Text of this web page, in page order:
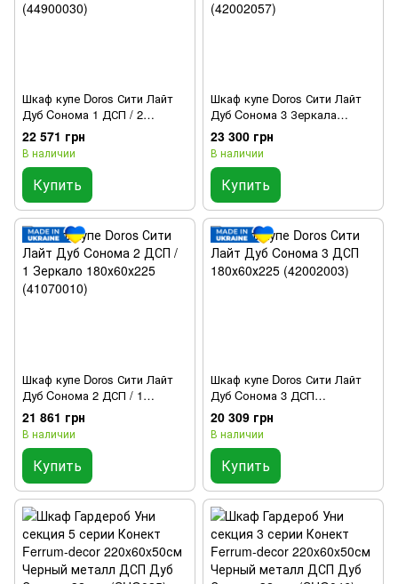
Шкаф купе Doros Сити Лайт
Дуб Cонома 1 ДСП / 2
Зеркала 180х60х225
(44900030)
22 571 грн
В наличии
Купить
Шкаф купе Doros Сити Лайт
Дуб Cонома 3 Зеркала
180х60х225 (42002057)
23 300 грн
В наличии
Купить
Шкаф купе Doros Сити Лайт
Дуб Cонома 2 ДСП / 1
Зеркало 180х60х225
(41070010)
21 861 грн
В наличии
Купить
Шкаф купе Doros Сити Лайт
Дуб Cонома 3 ДСП
180х60х225 (42002003)
20 309 грн
В наличии
Купить